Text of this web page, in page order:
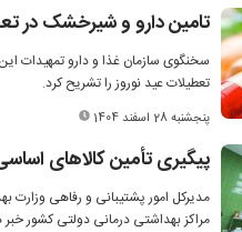
تامین دارو و شیرخشک در
سخنگوی سازمان غذا و دارو تمهیدات
تعطیلات عید نوروز را تشریح کرد.
پنجشنبه 28 اسفند 1404
پیگیری تأمین کالاهای
مدیرکل امور پشتیبانی و رفاهی
مراکز بهداشتی درمانی دولتی کشور خبر